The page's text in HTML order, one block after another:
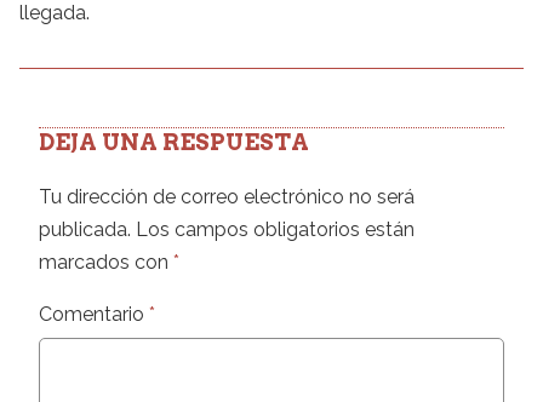
llegada.
DEJA UNA RESPUESTA
Tu dirección de correo electrónico no será
publicada. Los campos obligatorios están
marcados con *
Comentario *